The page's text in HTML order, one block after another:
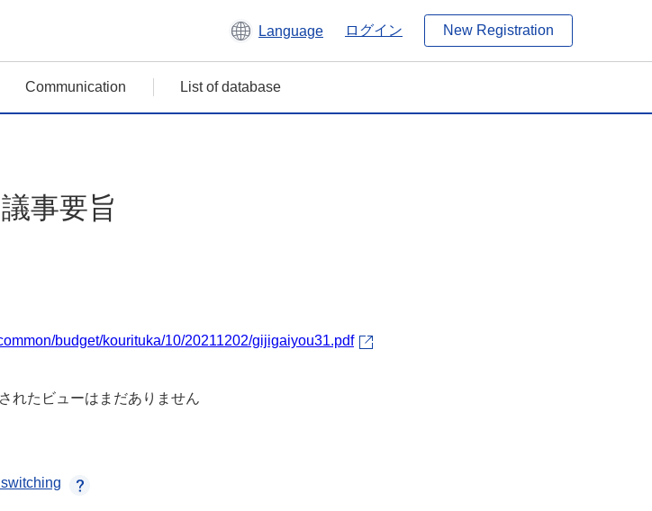
Language ログイン New Registration
Communication List of database
事要旨
budget/kourituka/10/20211202/gijigaiyou31.pdf
れたビューはまだありません